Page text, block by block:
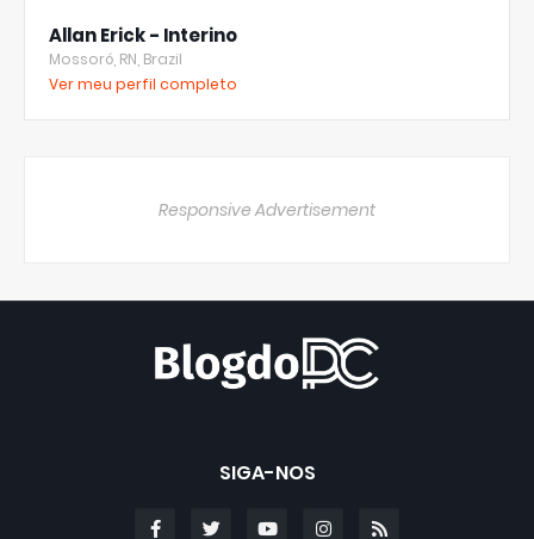
Allan Erick - Interino
Mossoró, RN, Brazil
Ver meu perfil completo
Responsive Advertisement
SIGA-NOS